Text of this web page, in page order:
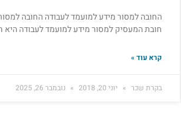
החובה למסור מידע למועמד לעבודה החובה
חובת המעסיק למסור מידע למועמד לעבודה היא
קרא עוד »
בקרת שכר יוני 20, 2018 נובמבר 26, 2025